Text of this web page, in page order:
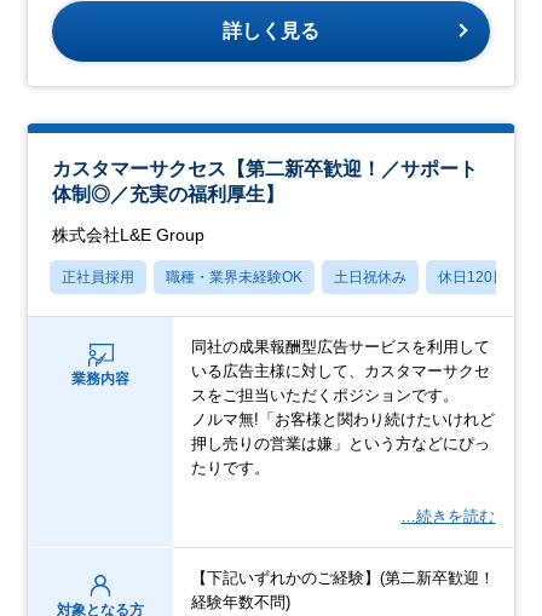
詳しく見る
カスタマーサクセス【第二新卒歓迎！／サポート
体制◎／充実の福利厚生】
株式会社L&E Group
正社員採用 職種・業界未経験OK 土日祝休み 休日120日以上
業務内容
同社の成果報酬型広告サービスを利用して
いる広告主様に対して、カスタマーサクセ
スをご担当いただくポジションです。
ノルマ無!「お客様と関わり続けたいけれど
押し売りの営業は嫌」という方などにぴっ
たりです。
…続きを読む
対象となる方
【下記いずれかのご経験】(第二新卒歓迎！
経験年数不問)